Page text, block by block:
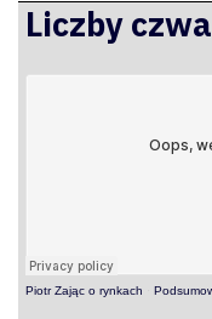
Liczby
Piotr Zając o rynkach